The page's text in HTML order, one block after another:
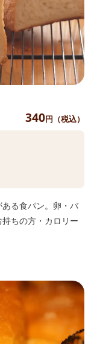
340円（税込）
ある食パン。卵・バ
ちの方・カロリー